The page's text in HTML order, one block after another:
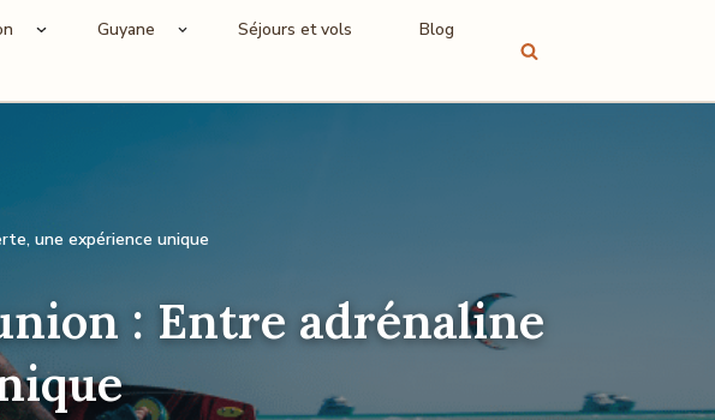
Guyane Séjours et vols
Blog
une expérience unique
: Entre adrénaline